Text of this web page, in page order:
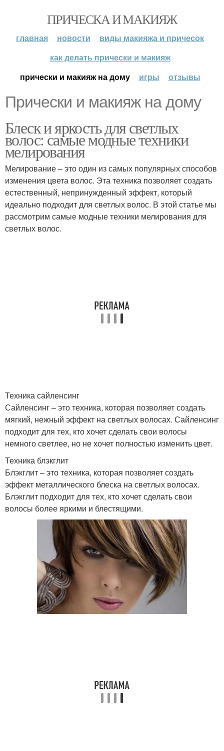
ПРИЧЕСКА И МАКИЯЖ
главная новости
виды макияжа и причесок
как делать прически и макияж
прически и макияж на дому
игры отзывы
Прически и макияж на дому
Блеск и яркость для светлых
волос: самые модные техники
мелирования
Мелирование – это один из самых популярных способов
изменения цвета волос. Эта техника позволяет создать
естественный, непринужденный эффект, который
идеально подходит для светлых волос. В этой статье мы
рассмотрим самые модные техники мелирования для
светлых волос.
Техника сайленсинг
Сайленсинг – это техника, которая позволяет создать
мягкий, нежный эффект на светлых волосах. Сайленсинг
подходит для тех, кто хочет сделать свои волосы
немного светлее, но не хочет полностью изменить цвет.
Техника блэкглит
Блэкглит – это техника, которая позволяет создать
эффект металлического блеска на светлых волосах.
Блэкглит подходит для тех, кто хочет сделать свои
волосы более яркими и блестящими.